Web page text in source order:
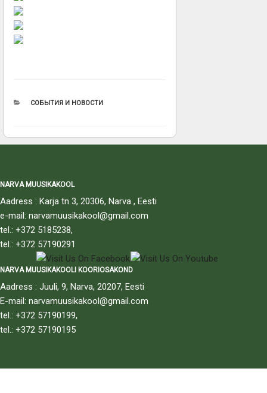
РУБРИКИ
СОБЫТИЯ И НОВОСТИ
NARVA MUUSIKAKOOL
Aadress : Karja tn 3, 20306, Narva , Eesti
e-mail: narvamuusikakool@gmail.com
tel.: +372 5185238,
tel.: +372 57190291
NARVA MUUSIKAKOOLI KOORIOSAKOND
Aadress : Juuli, 9, Narva, 20207, Eesti
E-mail: narvamuusikakool@gmail.com
tel.: +372 57190199,
tel.: +372 57190195